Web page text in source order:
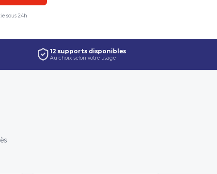
sous 24h
12 supports disponibles
Au choix selon votre usage